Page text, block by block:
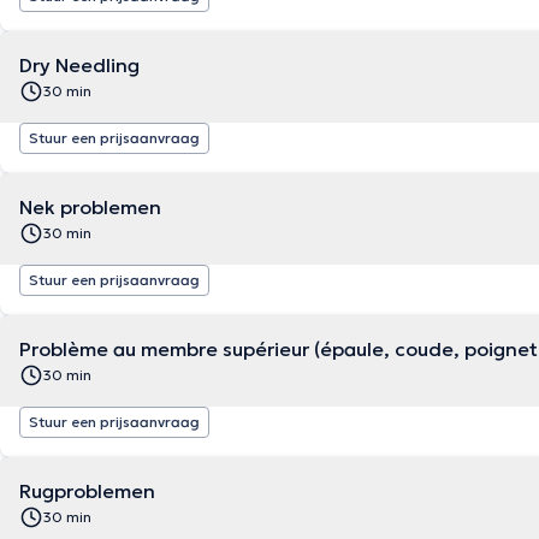
Dry Needling
30 min
Stuur een prijsaanvraag
Nek problemen
30 min
Stuur een prijsaanvraag
Problème au membre supérieur (épaule, coude,
30 min
Stuur een prijsaanvraag
Rugproblemen
30 min